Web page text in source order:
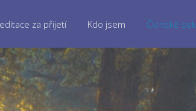
za přijetí Kdo jsem Členské